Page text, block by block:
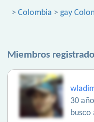
> Colombia > gay
Miembros
30
busco